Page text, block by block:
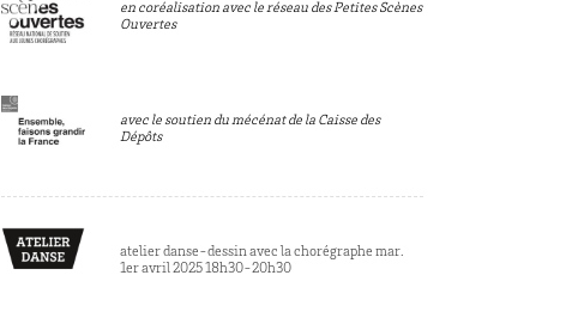
en coréalisation avec le réseau des Petites Scènes
Ouvertes
avec le soutien du mécénat de la Caisse des
Dépôts
atelier danse-dessin avec la chorégraphe mar.
1er avril 2025 18h30-20h30